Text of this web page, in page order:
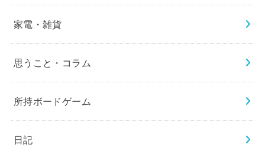
家電・雑貨
思うこと・コラム
所持ボードゲーム
日記